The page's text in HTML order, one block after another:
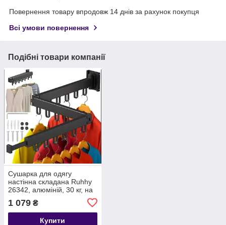
Повернення товару впродовж 14 днів за рахунок покупця
Всі умови повернення
Подібні товари компанії
Сушарка для одягу
настінна складана Ruhhy
26342, алюміній, 30 кг, на
1 079 ₴
Купити